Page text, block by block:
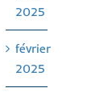
2025
février
2025